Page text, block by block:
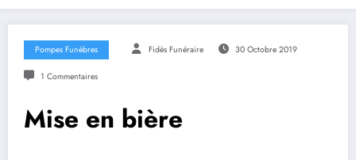
Pompes Funèbres Fidès Funéraire 30 Octobre 2019
1 Commentaires
Mise en bière